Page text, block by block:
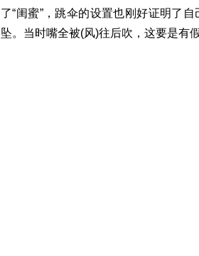
了“闺蜜”，跳伞的设置也刚好证明了
坠。当时嘴全被(风)往后吹，这要是有